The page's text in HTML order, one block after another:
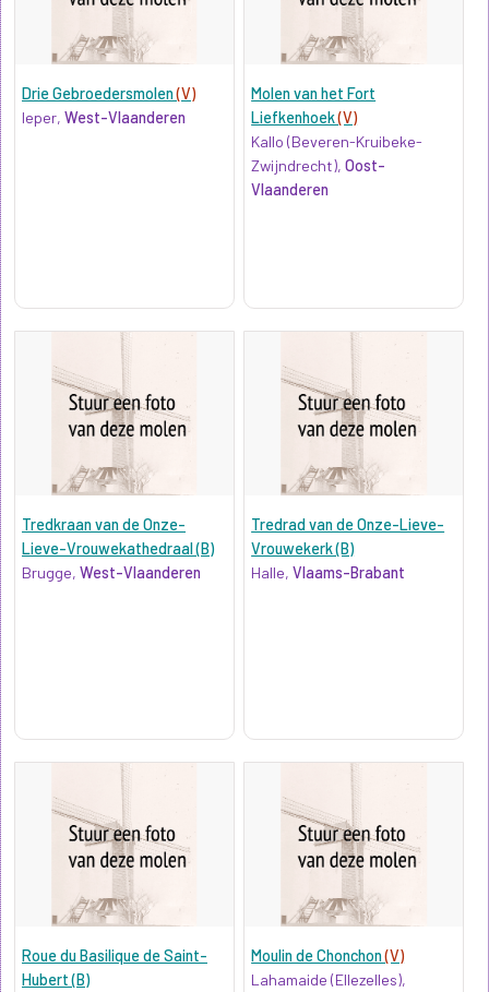
Drie Gebroedersmolen(V)
Ieper, West-Vlaanderen
Molen van het Fort
Liefkenhoek(V)
Kallo (Beveren-Kruibeke-
Zwijndrecht),Oost-
Vlaanderen
Tredkraan van de Onze-
Lieve-Vrouwekathedraal (B)
Brugge, West-Vlaanderen
Tredrad van de Onze-Lieve-
Vrouwekerk (B)
Halle,Vlaams-Brabant
Roue du Basilique de Saint-
Hubert (B)
Moulin de Chonchon(V)
Lahamaide (Ellezelles),